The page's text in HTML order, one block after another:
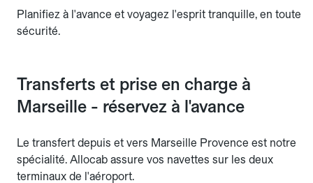
Planifiez à l'avance et voyagez l'esprit tranquille, en toute
sécurité.
Transferts et prise en charge à
Marseille - réservez à l'avance
Le transfert depuis et vers Marseille Provence est notre
spécialité. Allocab assure vos navettes sur les deux
terminaux de l'aéroport.